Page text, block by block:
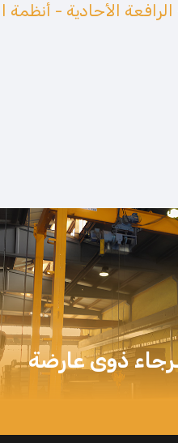
الرافعة الأحادية -
ذوى عارضة